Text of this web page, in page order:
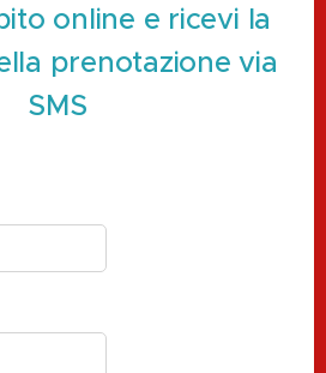
online e ricevi la
prenotazione via
SMS